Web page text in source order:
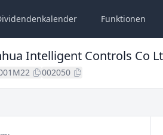
Funktionen
Intelligent Controls Co
002050